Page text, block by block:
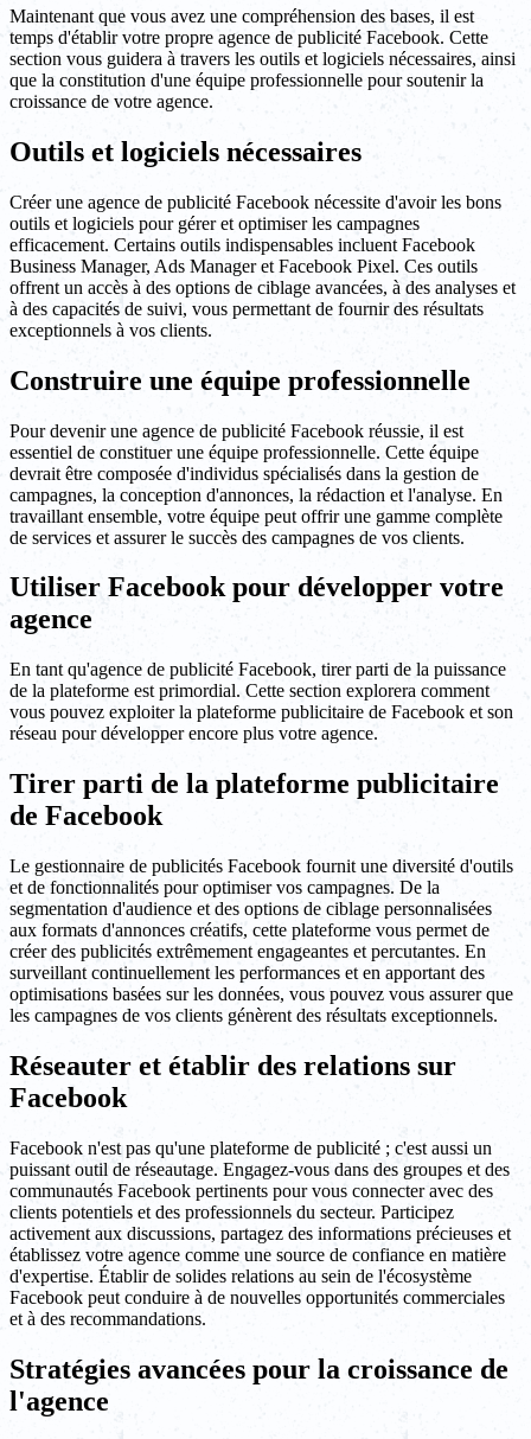
Maintenant que vous avez une compréhension des bases, il est
temps d'établir votre propre agence de publicité Facebook. Cette
section vous guidera à travers les outils et logiciels nécessaires, ainsi
que la constitution d'une équipe professionnelle pour soutenir la
croissance de votre agence.
Outils et logiciels nécessaires
Créer une agence de publicité Facebook nécessite d'avoir les bons
outils et logiciels pour gérer et optimiser les campagnes
efficacement. Certains outils indispensables incluent Facebook
Business Manager, Ads Manager et Facebook Pixel. Ces outils
offrent un accès à des options de ciblage avancées, à des analyses et
à des capacités de suivi, vous permettant de fournir des résultats
exceptionnels à vos clients.
Construire une équipe professionnelle
Pour devenir une agence de publicité Facebook réussie, il est
essentiel de constituer une équipe professionnelle. Cette équipe
devrait être composée d'individus spécialisés dans la gestion de
campagnes, la conception d'annonces, la rédaction et l'analyse. En
travaillant ensemble, votre équipe peut offrir une gamme complète
de services et assurer le succès des campagnes de vos clients.
Utiliser Facebook pour développer votre
agence
En tant qu'agence de publicité Facebook, tirer parti de la puissance
de la plateforme est primordial. Cette section explorera comment
vous pouvez exploiter la plateforme publicitaire de Facebook et son
réseau pour développer encore plus votre agence.
Tirer parti de la plateforme publicitaire
de Facebook
Le gestionnaire de publicités Facebook fournit une diversité d'outils
et de fonctionnalités pour optimiser vos campagnes. De la
segmentation d'audience et des options de ciblage personnalisées
aux formats d'annonces créatifs, cette plateforme vous permet de
créer des publicités extrêmement engageantes et percutantes. En
surveillant continuellement les performances et en apportant des
optimisations basées sur les données, vous pouvez vous assurer que
les campagnes de vos clients génèrent des résultats exceptionnels.
Réseauter et établir des relations sur
Facebook
Facebook n'est pas qu'une plateforme de publicité ; c'est aussi un
puissant outil de réseautage. Engagez-vous dans des groupes et des
communautés Facebook pertinents pour vous connecter avec des
clients potentiels et des professionnels du secteur. Participez
activement aux discussions, partagez des informations précieuses et
établissez votre agence comme une source de confiance en matière
d'expertise. Établir de solides relations au sein de l'écosystème
Facebook peut conduire à de nouvelles opportunités commerciales
et à des recommandations.
Stratégies avancées pour la croissance de
l'agence